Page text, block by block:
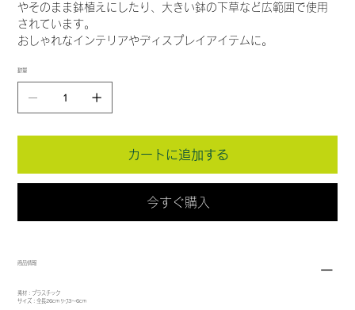
やそのまま鉢植えにしたり、大きい鉢の下草など広範囲で使用
されています。
おしゃれなインテリアやディスプレイアイテムに。
数量
カートに追加する
今すぐ購入
商品情報
素材：プラスチック
サイズ：全長26cm ﾘｰﾌ3～6cm